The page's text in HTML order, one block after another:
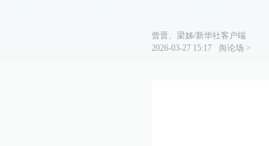
曾晋、梁姊/新华社客户端
2026-03-27 15:17
舆论场 >